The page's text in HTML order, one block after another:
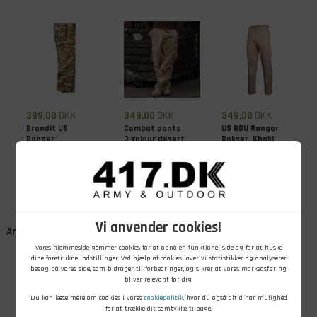
Vi anvender cookies!
Vores hjemmeside gemmer cookies for at opnå en funktionel side og for at huske
dine foretrukne indstillinger. Ved hjælp af cookies laver vi statistikker og analyserer
besøg på vores side, som bidrager til forbedringer, og sikrer at vores markedsføring
bliver relevant for dig.
Du kan læse mere om cookies i vores cookiepolitik, hvor du også altid har mulighed
for at trække dit samtykke tilbage.
399,00 DKK
Brandit US
Ranger
349,00 DKK
Combat pants
3-colour desert
På lager - Køb nu
349,00 DKK
US BDU Ranger
Bukser, Khaki
Andre kunder købte også